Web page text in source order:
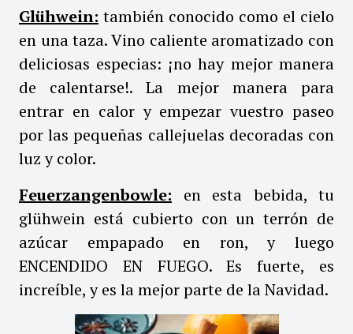
Glühwein: también conocido como el cielo
en una taza. Vino caliente aromatizado con
deliciosas especias: ¡no hay mejor manera
de calentarse!. La mejor manera para
entrar en calor y empezar vuestro paseo
por las pequeñas callejuelas decoradas con
luz y color.
Feuerzangenbowle: en esta bebida, tu
glühwein está cubierto con un terrón de
azúcar empapado en ron, y luego
ENCENDIDO EN FUEGO. Es fuerte, es
increíble, y es la mejor parte de la Navidad.